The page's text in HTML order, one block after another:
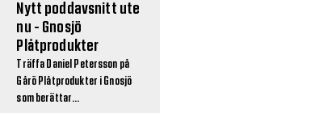
Nytt poddavsnitt ute
nu - Gnosjö
Plåtprodukter
Träffa Daniel Petersson på
Gårö Plåtprodukter i Gnosjö
som berättar...